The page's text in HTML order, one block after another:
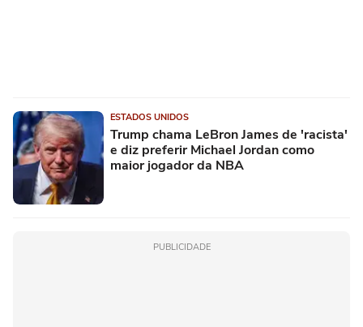
ESTADOS UNIDOS
Trump chama LeBron James de 'racista'
e diz preferir Michael Jordan como
maior jogador da NBA
PUBLICIDADE